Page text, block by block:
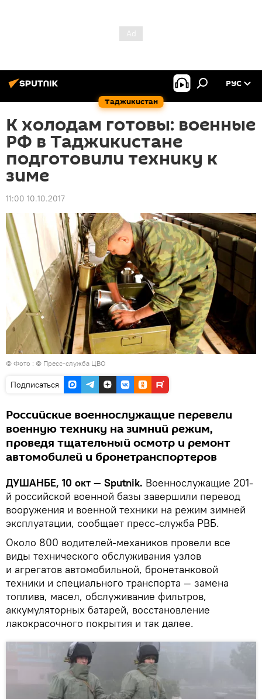
Таджикистан
РУС
К холодам готовы: военные
РФ в Таджикистане
подготовили технику к
зиме
11:00 10.10.2017
© Фото : © Пресс-служба ЦВО
Подписаться
Российские военнослужащие перевели
военную технику на зимний режим,
проведя тщательный осмотр и ремонт
автомобилей и бронетранспортеров
ДУШАНБЕ, 10 окт — Sputnik. Военнослужащие 201-
й российской военной базы завершили перевод
вооружения и военной техники на режим зимней
эксплуатации, сообщает пресс-служба РВБ.
Около 800 водителей-механиков провели все
виды технического обслуживания узлов
и агрегатов автомобильной, бронетанковой
техники и специального транспорта — замена
топлива, масел, обслуживание фильтров,
аккумуляторных батарей, восстановление
лакокрасочного покрытия и так далее.